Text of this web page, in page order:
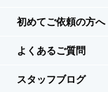
初めてご依頼の方へ
よくあるご質問
スタッフブログ